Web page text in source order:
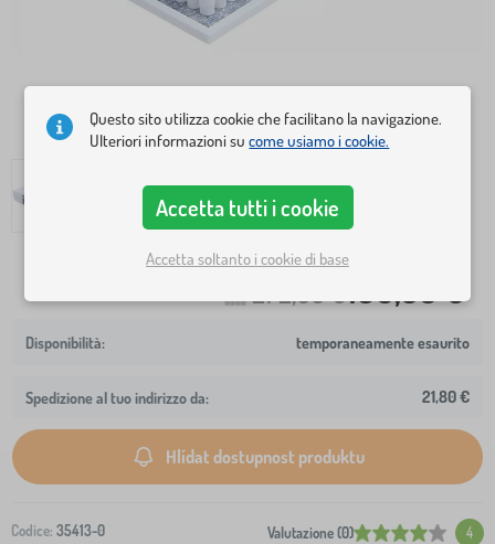
272,60 €190,30 €
temporaneamente esaurito
Spedizione al tuo indirizzo da: 21,80 €
Hlídat dostupnost produktu
Codice: 35413-0 Valutazione (0) 4
Questo sito utilizza cookie che facilitano la navigazione.
Ulteriori informazioni sucome usiamo i cookie.
Accetta tutti i cookie
Accetta soltanto i cookie di base